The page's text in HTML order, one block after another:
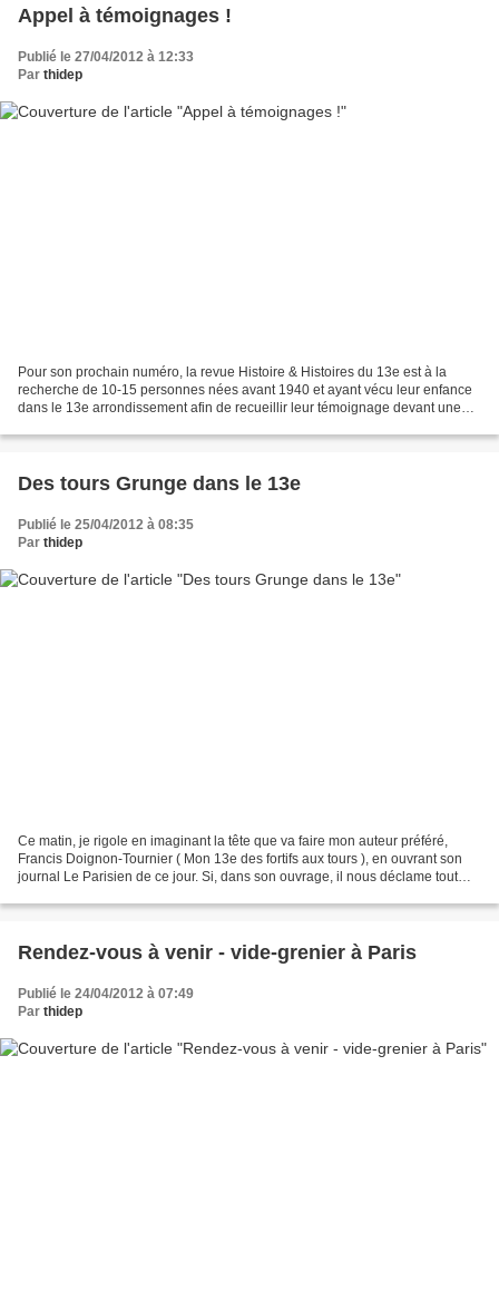
Appel à témoignages !
Publié le 27/04/2012 à 12:33
Par thidep
Pour son prochain numéro, la revue Histoire & Histoires du 13e est à la
recherche de 10-15 personnes nées avant 1940 et ayant vécu leur enfance
dans le 13e arrondissement afin de recueillir leur témoignage devant une
Des tours Grunge dans le 13e
Publié le 25/04/2012 à 08:35
Par thidep
Ce matin, je rigole en imaginant la tête que va faire mon auteur préféré,
Francis Doignon-Tournier ( Mon 13e des fortifs aux tours ), en ouvrant son
journal Le Parisien de ce jour. Si, dans son ouvrage, il nous déclame tout
Rendez-vous à venir - vide-grenier à Paris
Publié le 24/04/2012 à 07:49
Par thidep